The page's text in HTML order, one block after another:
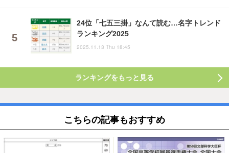
24位「七五三掛」なんて読む…名字トレンド
ランキング2025
2025.11.13 Thu 18:45
ランキングをもっと見る
こちらの記事もおすすめ